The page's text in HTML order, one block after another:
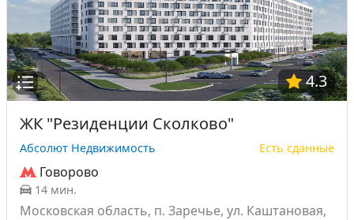
4.3
ЖК "Резиденции Сколково"
Абсолют Недвижимость Есть сданные
Говорово
14 мин.
Московская область, п. Заречье, ул. Каштановая,